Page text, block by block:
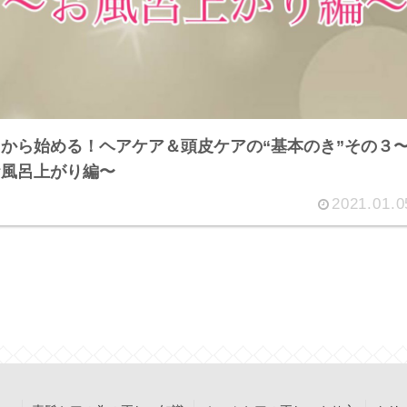
ら始める！ヘアケア＆頭皮ケアの“基本のき”その３
呂上がり編〜